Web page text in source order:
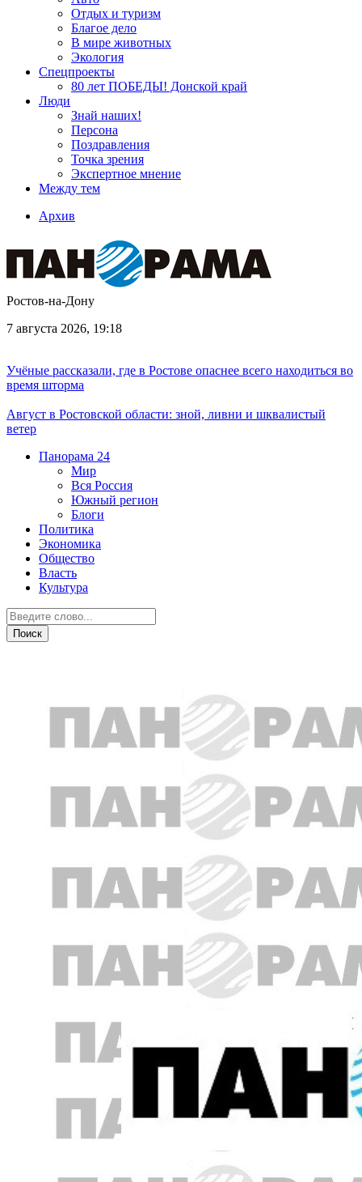
Отдых и туризм
Благое дело
В мире животных
Экология
Спецпроекты
80 лет ПОБЕДЫ! Донской край
Люди
Знай наших!
Персона
Поздравления
Точка зрения
Экспертное мнение
Между тем
Архив
Ростов-на-Дону
7 августа 2026, 19:18
Учёные рассказали, где в Ростове опаснее всего находиться во
время шторма
Август в Ростовской области: зной, ливни и шквалистый
ветер
Панорама 24
Мир
Вся Россия
Южный регион
Блоги
Политика
Экономика
Общество
Власть
Культура